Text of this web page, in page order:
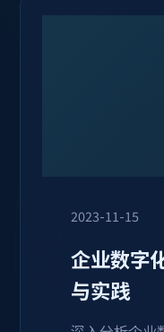
2023-11-15
企业数字
与实践